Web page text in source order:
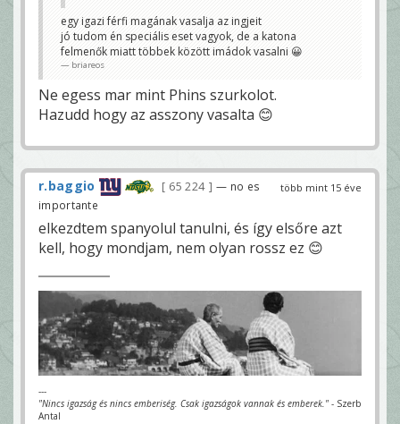
egy igazi férfi magának vasalja az ingjeit
jó tudom én speciális eset vagyok, de a katona
felmenők miatt többek között imádok vasalni 😀
briareos
Ne egess mar mint Phins szurkolot.
Hazudd hogy az asszony vasalta 😊
több mint 15 éve
r.baggio 65 224
— no es
importante
elkezdtem spanyolul tanulni, és így elsőre azt
kell, hogy mondjam, nem olyan rossz ez 😊
---
"Nincs igazság és nincs emberiség. Csak igazságok vannak és emberek." - Szerb
Antal